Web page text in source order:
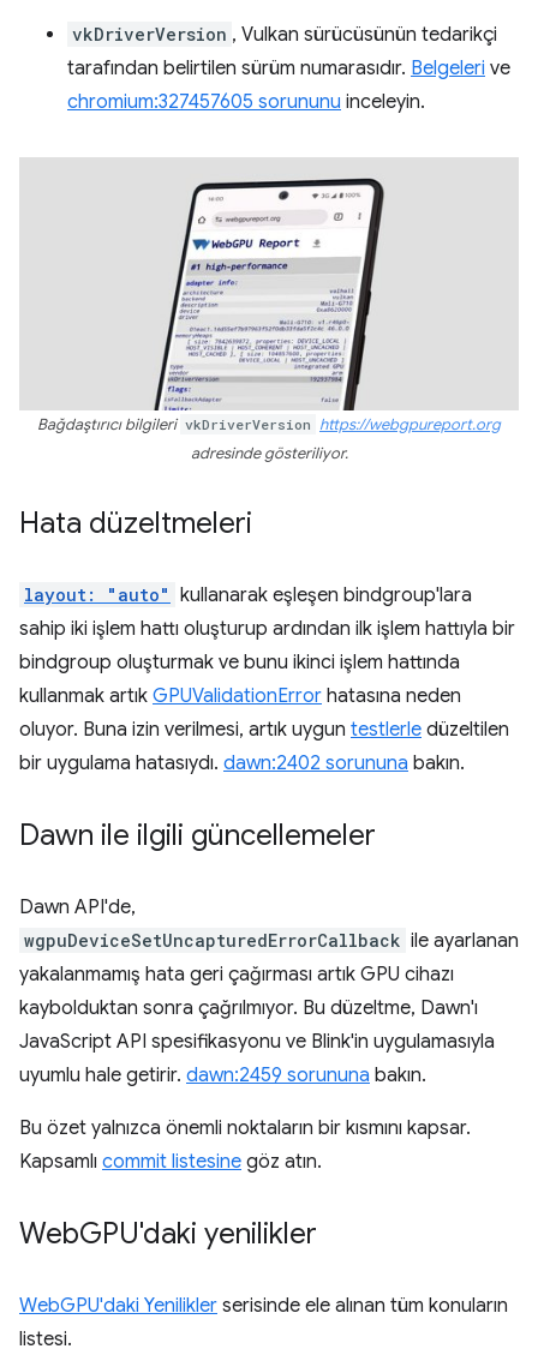
vkDriverVersion , Vulkan sürücüsünün tedarikçi
tarafından belirtilen sürüm numarasıdır. Belgeleri ve
chromium:327457605 sorununu inceleyin.
Bağdaştırıcı bilgileri vkDriverVersion https://webgpureport.org
adresinde gösteriliyor.
Hata düzeltmeleri
layout: "auto" kullanarak eşleşen bindgroup'lara
sahip iki işlem hattı oluşturup ardından ilk işlem hattıyla bir
bindgroup oluşturmak ve bunu ikinci işlem hattında
kullanmak artık GPUValidationError hatasına neden
oluyor. Buna izin verilmesi, artık uygun testlerle düzeltilen
bir uygulama hatasıydı. dawn:2402 sorununa bakın.
Dawn ile ilgili güncellemeler
Dawn API'de,
wgpuDeviceSetUncapturedErrorCallback ile ayarlanan
yakalanmamış hata geri çağırması artık GPU cihazı
kaybolduktan sonra çağrılmıyor. Bu düzeltme, Dawn'ı
JavaScript API spesifikasyonu ve Blink'in uygulamasıyla
uyumlu hale getirir. dawn:2459 sorununa bakın.
Bu özet yalnızca önemli noktaların bir kısmını kapsar.
Kapsamlı commit listesine göz atın.
WebGPU'daki yenilikler
WebGPU'daki Yenilikler serisinde ele alınan tüm konuların
listesi.